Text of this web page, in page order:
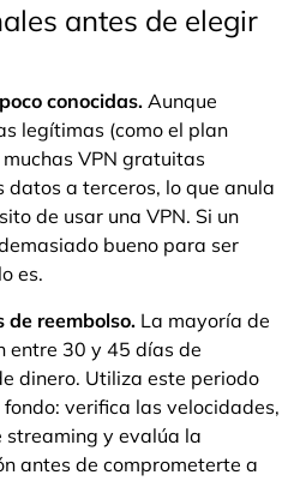
antes de elegir
conocidas. Aunque
legítimas (como el plan
VPN gratuitas
datos a terceros, lo que anula
de usar una VPN. Si un
bueno para ser
es.
reembolso. La mayoría de
entre 30 y 45 días de
dinero. Utiliza este periodo
verifica las velocidades,
streaming y evalúa la
antes de comprometerte a